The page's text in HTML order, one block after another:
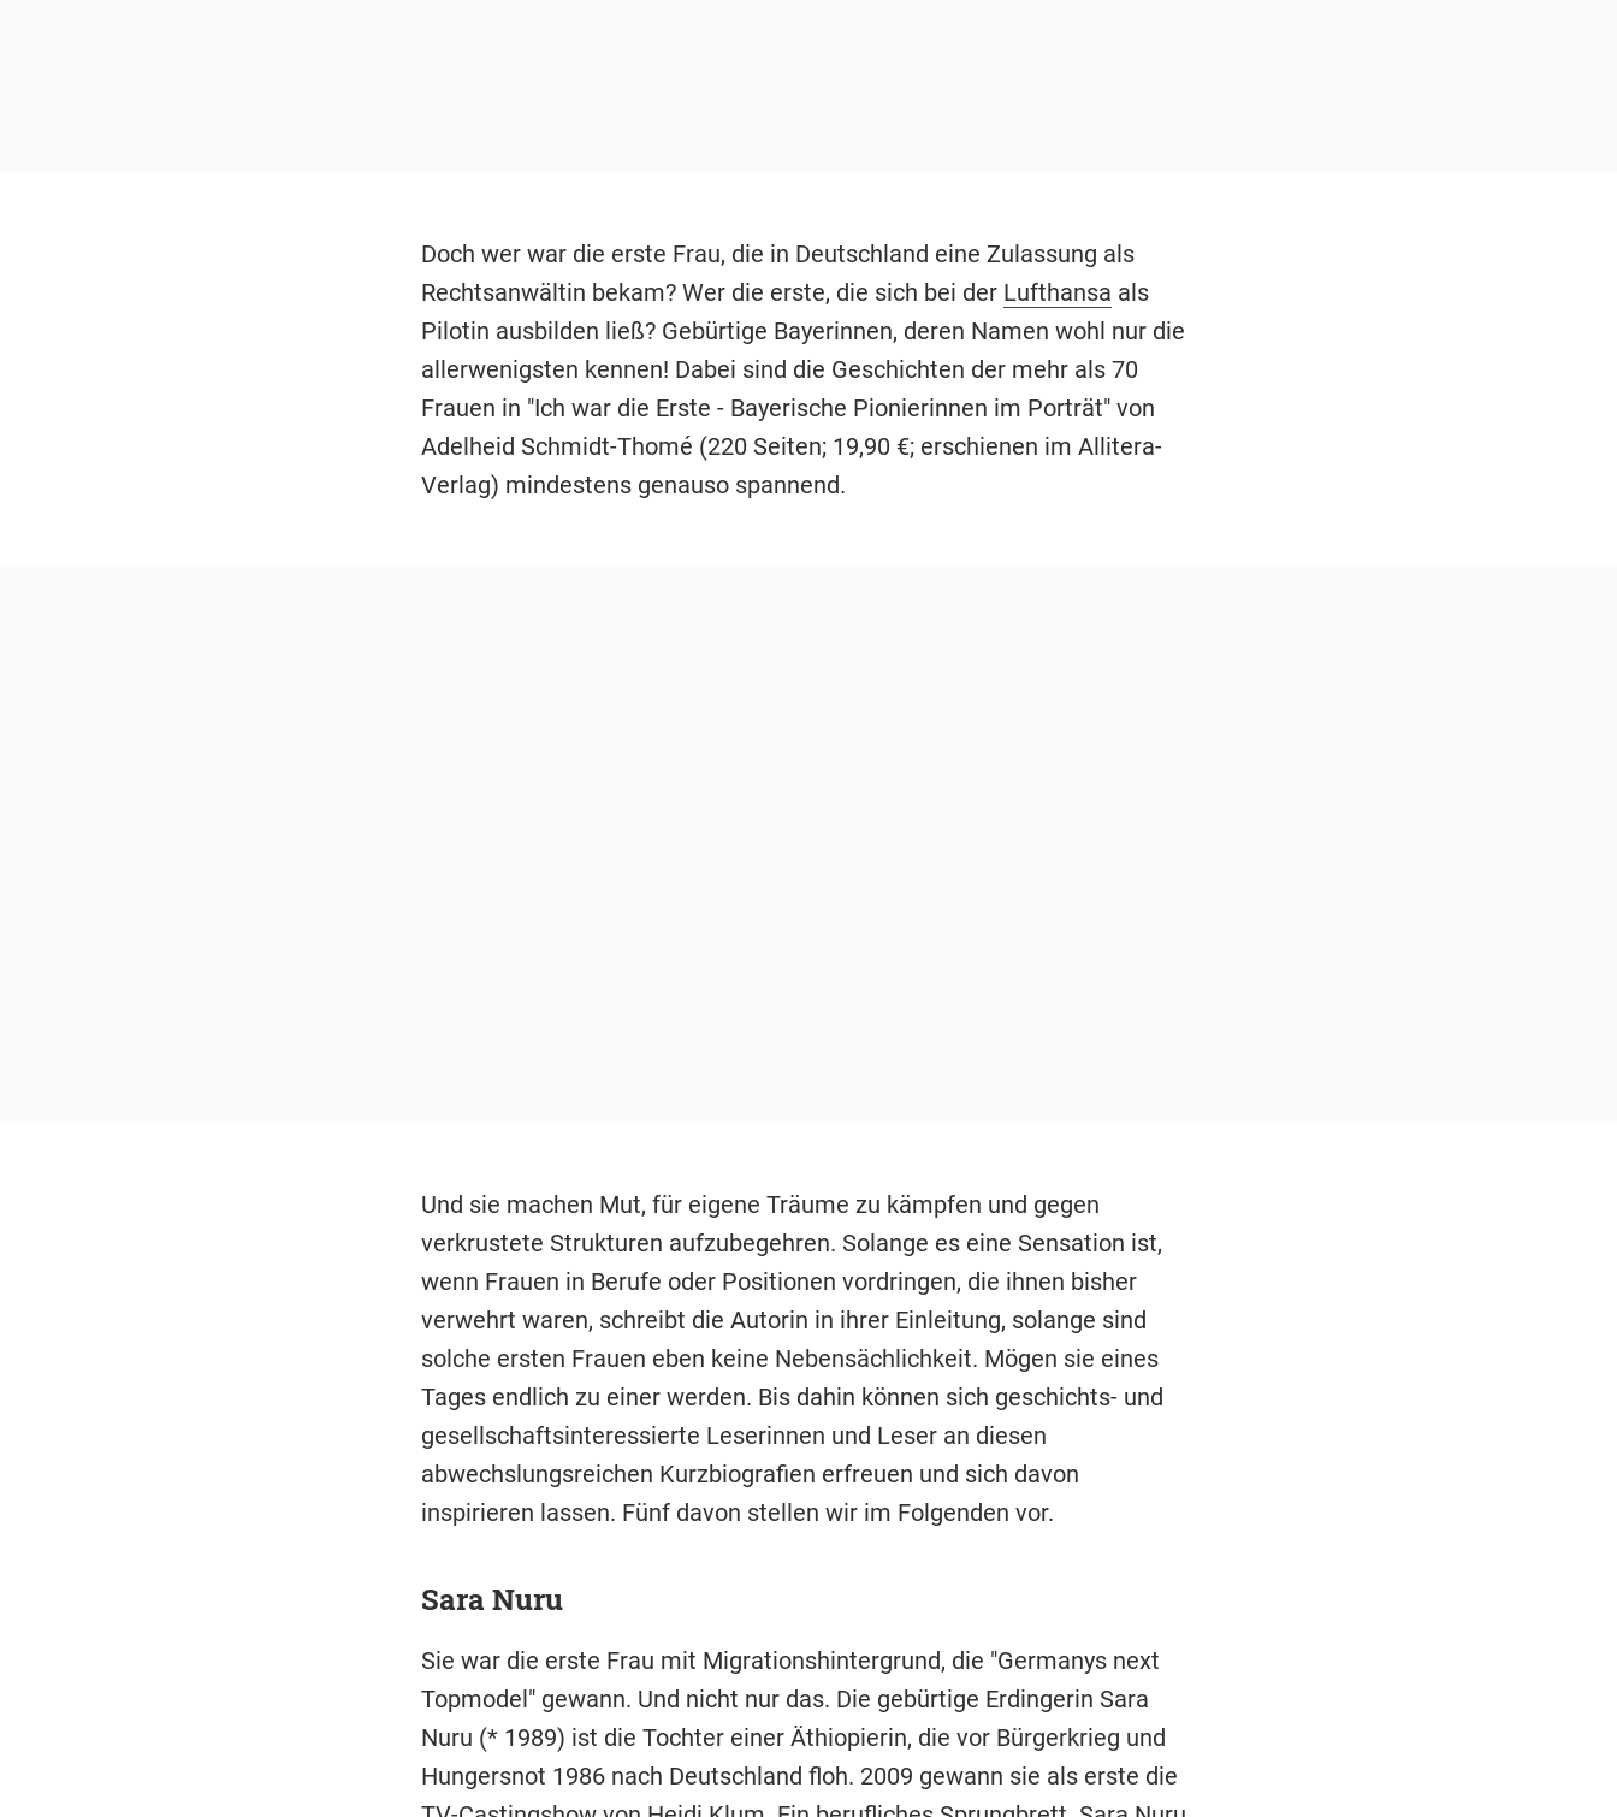
Doch wer war die erste Frau, die in Deutschland eine Zulassung als
Rechtsanwältin bekam? Wer die erste, die sich bei der Lufthansa als
Pilotin ausbilden ließ? Gebürtige Bayerinnen, deren Namen wohl nur die
allerwenigsten kennen! Dabei sind die Geschichten der mehr als 70
Frauen in "Ich war die Erste - Bayerische Pionierinnen im Porträt" von
Adelheid Schmidt-Thomé (220 Seiten; 19,90 €; erschienen im Allitera-
Verlag) mindestens genauso spannend.
Und sie machen Mut, für eigene Träume zu kämpfen und gegen
verkrustete Strukturen aufzubegehren. Solange es eine Sensation ist,
wenn Frauen in Berufe oder Positionen vordringen, die ihnen bisher
verwehrt waren, schreibt die Autorin in ihrer Einleitung, solange sind
solche ersten Frauen eben keine Nebensächlichkeit. Mögen sie eines
Tages endlich zu einer werden. Bis dahin können sich geschichts- und
gesellschaftsinteressierte Leserinnen und Leser an diesen
abwechslungsreichen Kurzbiografien erfreuen und sich davon
inspirieren lassen. Fünf davon stellen wir im Folgenden vor.
Sara Nuru
Sie war die erste Frau mit Migrationshintergrund, die "Germanys next
Topmodel" gewann. Und nicht nur das. Die gebürtige Erdingerin Sara
Nuru (* 1989) ist die Tochter einer Äthiopierin, die vor Bürgerkrieg und
Hungersnot 1986 nach Deutschland floh. 2009 gewann sie als erste die